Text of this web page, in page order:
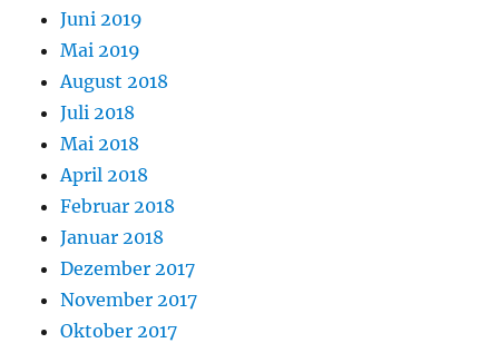
Juni 2019
Mai 2019
August 2018
Juli 2018
Mai 2018
April 2018
Februar 2018
Januar 2018
Dezember 2017
November 2017
Oktober 2017